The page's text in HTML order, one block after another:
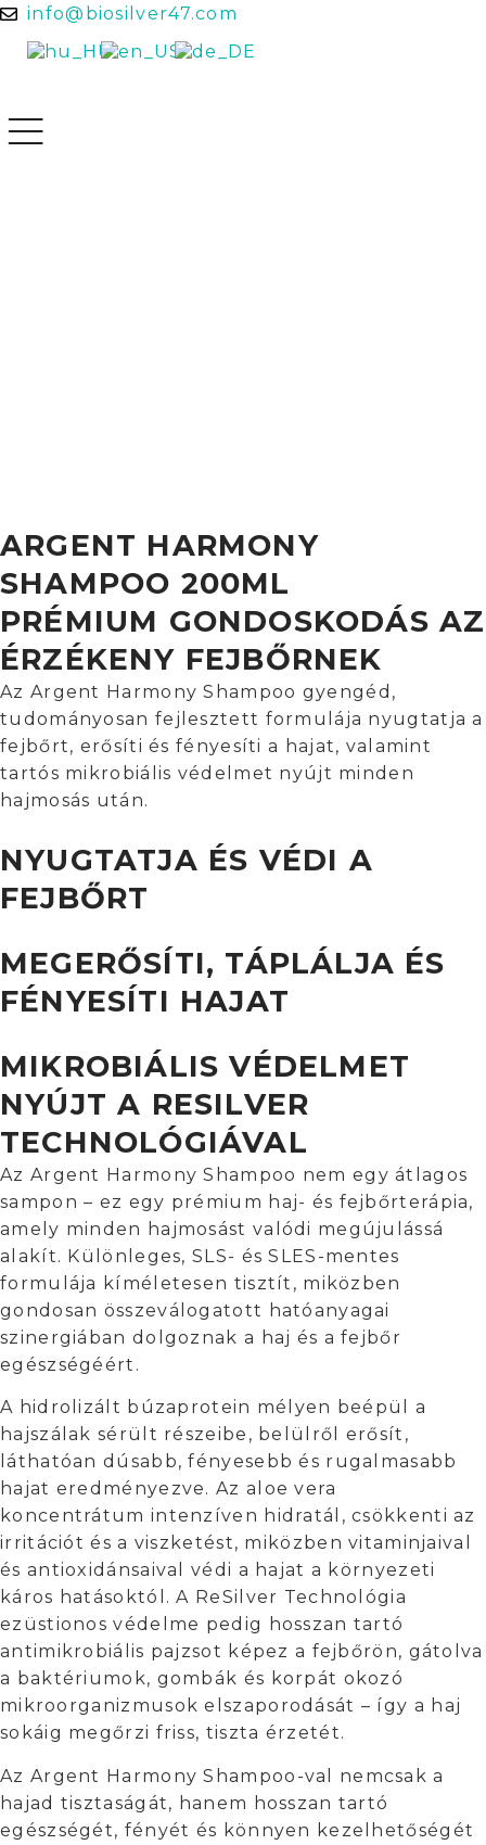
info@biosilver47.com
ARGENT HARMONY
SHAMPOO 200ML
PRÉMIUM GONDOSKODÁS AZ
ÉRZÉKENY FEJBŐRNEK
Az Argent Harmony Shampoo gyengéd,
tudományosan fejlesztett formulája nyugtatja a
fejbőrt, erősíti és fényesíti a hajat, valamint
tartós mikrobiális védelmet nyújt minden
hajmosás után.
NYUGTATJA ÉS VÉDI A
FEJBŐRT
MEGERŐSÍTI, TÁPLÁLJA ÉS
FÉNYESÍTI HAJAT
MIKROBIÁLIS VÉDELMET
NYÚJT A RESILVER
TECHNOLÓGIÁVAL
Az Argent Harmony Shampoo nem egy átlagos
sampon – ez egy prémium haj- és fejbőrterápia,
amely minden hajmosást valódi megújulássá
alakít. Különleges, SLS- és SLES-mentes
formulája kíméletesen tisztít, miközben
gondosan összeválogatott hatóanyagai
szinergiában dolgoznak a haj és a fejbőr
egészségéért.
A hidrolizált búzaprotein mélyen beépül a
hajszálak sérült részeibe, belülről erősít,
láthatóan dúsabb, fényesebb és rugalmasabb
hajat eredményezve. Az aloe vera
koncentrátum intenzíven hidratál, csökkenti az
irritációt és a viszketést, miközben vitaminjaival
és antioxidánsaival védi a hajat a környezeti
káros hatásoktól. A ReSilver Technológia
ezüstionos védelme pedig hosszan tartó
antimikrobiális pajzsot képez a fejbőrön, gátolva
a baktériumok, gombák és korpát okozó
mikroorganizmusok elszaporodását – így a haj
sokáig megőrzi friss, tiszta érzetét.
Az Argent Harmony Shampoo-val nemcsak a
hajad tisztaságát, hanem hosszan tartó
egészségét, fényét és könnyen kezelhetőségét